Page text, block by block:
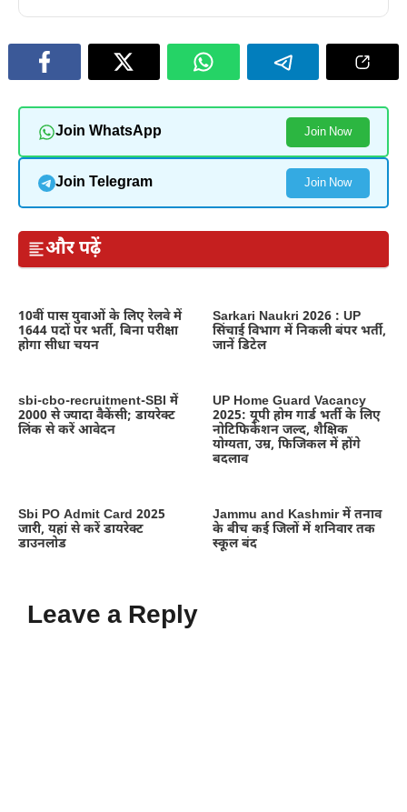
Join WhatsApp Join Now
Join Telegram Join Now
और पढ़ें
10वीं पास युवाओं के लिए रेलवे में
1644 पदों पर भर्ती, बिना परीक्षा
होगा सीधा चयन
Sarkari Naukri 2026 : UP
सिंचाई विभाग में निकली बंपर भर्ती,
जानें डिटेल
sbi-cbo-recruitment-SBI में
2000 से ज्यादा वैकेंसी; डायरेक्ट
लिंक से करें आवेदन
UP Home Guard Vacancy
2025: यूपी होम गार्ड भर्ती के लिए
नोटिफिकेशन जल्द, शैक्षिक
योग्यता, उम्र, फिजिकल में होंगे
बदलाव
Sbi PO Admit Card 2025
जारी, यहां से करें डायरेक्ट
डाउनलोड
Jammu and Kashmir में तनाव
के बीच कई जिलों में शनिवार तक
स्कूल बंद
Leave a Reply